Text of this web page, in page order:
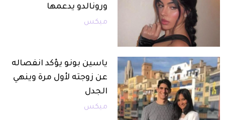
ورونالدو يدعمها
ميكس
ياسين بونو يؤكد انفصاله
عن زوجته لأول مرة وينهي
الجدل
ميكس